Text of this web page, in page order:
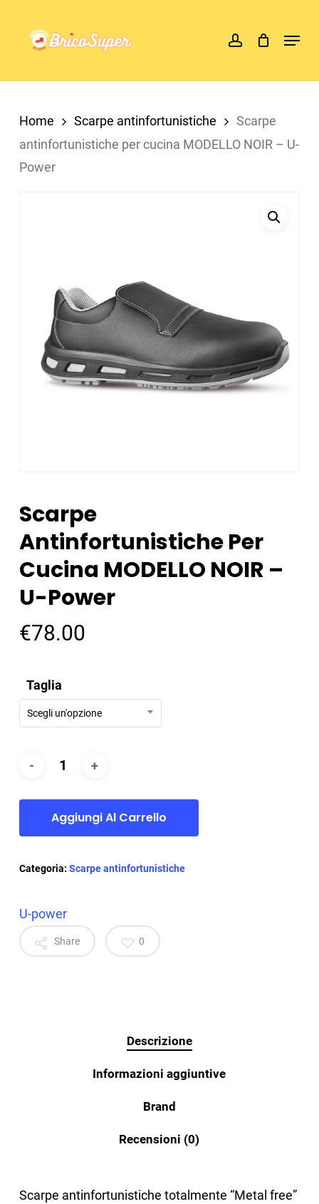
content
account Menu
Home Scarpe antinfortunistiche
Scarpe
antinfortunistiche per cucina MODELLO NOIR – U-
Power
Scarpe
Antinfortunistiche Per
Cucina MODELLO NOIR –
U-Power
€78.00
Taglia
Scegli un'opzione
Aggiungi Al Carrello
Categoria: Scarpe antinfortunistiche
U-power
Share 0
Descrizione
Informazioni aggiuntive
Brand
Recensioni (0)
Scarpe antinfortunistiche totalmente “Metal free”